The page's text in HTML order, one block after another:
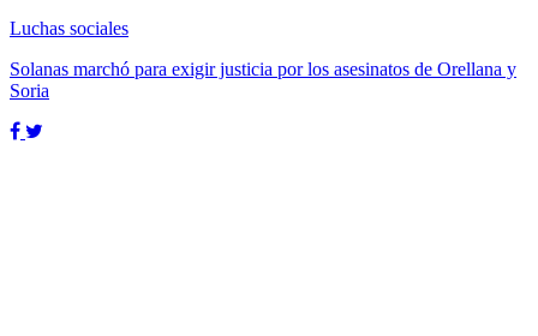
Luchas sociales
Solanas marchó para exigir justicia por los asesinatos de Orellana y
Soria